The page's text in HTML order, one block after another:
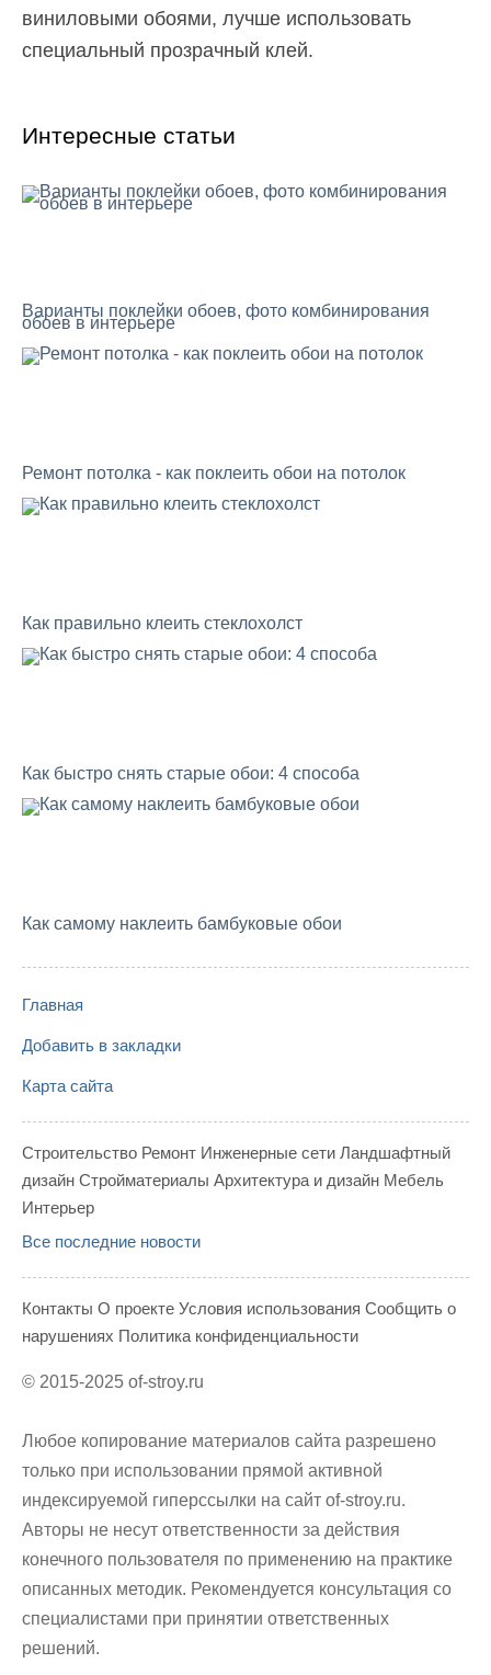
виниловыми обоями, лучше использовать
специальный прозрачный клей.
Интересные статьи
Варианты поклейки обоев, фото комбинирования
обоев в интерьере
Ремонт потолка - как поклеить обои на потолок
Как правильно клеить стеклохолст
Как быстро снять старые обои: 4 способа
Как самому наклеить бамбуковые обои
Главная
Добавить в закладки
Карта сайта
Строительство Ремонт Инженерные сети Ландшафтный
дизайн Стройматериалы Архитектура и дизайн Мебель
Интерьер
Все последние новости
Контакты О проекте Условия использования Сообщить о
нарушениях Политика конфиденциальности
© 2015-2025 of-stroy.ru
Любое копирование материалов сайта разрешено
только при использовании прямой активной
индексируемой гиперссылки на сайт of-stroy.ru.
Авторы не несут ответственности за действия
конечного пользователя по применению на практике
описанных методик. Рекомендуется консультация со
специалистами при принятии ответственных
решений.